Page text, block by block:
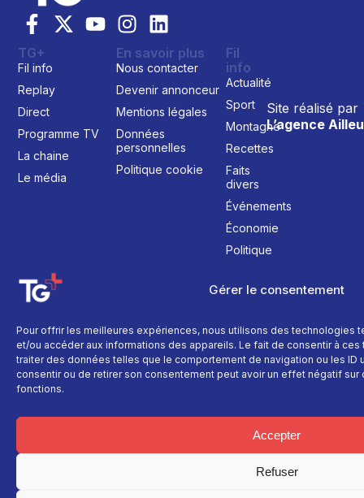
Gérer le consentement
Pour offrir les meilleures expériences, nous utilisons des technologies
et/ou accéder aux informations des appareils. Le fait de consentir à
traiter des données telles que le comportement de navigation ou les ID
consentir ou de retirer son consentement peut avoir un effet négatif
fonctions.
Accepter
Refuser
Site réalisé par
L’agence
TG+
Fil info
Replay
Direct
Programme TV
La chaine
Le média
En savoir plus
Nous contacter
Devenir annonceur
Mentions légales
Données
personnelles
Politique cookie
Fil
info
Actualité
Sport
Montagne
Recettes
Faits
divers
Événements
Économie
Politique